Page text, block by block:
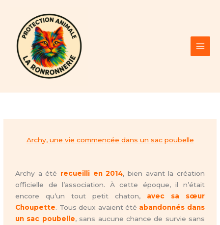
contenu
Archy, une vie commencée dans un sac poubelle
Archy a été recueilli en 2014, bien avant la création
officielle de l’association. À cette époque, il n’était
encore qu’un tout petit chaton, avec sa sœur
Choupette. Tous deux avaient été abandonnés dans
un sac poubelle, sans aucune chance de survie sans